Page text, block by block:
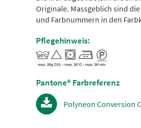
Originale. Massgeblich sind
und Farbnummern in den
Pflegehinweis:
Pantone® Farbreferenz
Polyneon Conversion
NO.75 2500 m
POLYNEON
1801